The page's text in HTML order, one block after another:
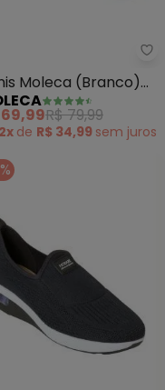
Tênis (Azul) em
Moleca (Branco)
Sintético
69,99R$ 79,99
2x de R$ 34,99 sem juros